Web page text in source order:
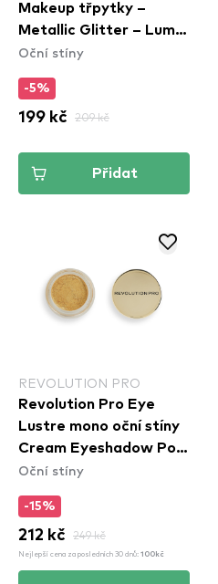
Makeup třpytky –
Metallic Glitter – Lumi-
Lite (MGLI05)
Oční stíny
-5%
199 kč 209 kč
Přidat
REVOLUTION PRO
Revolution Pro Eye
Lustre mono oční stíny
Cream Eyeshadow Pot
- Duchesse
Oční stíny
-15%
212 kč 249 kč
Nejlepší cena za posledních 30 dnů: 100kč